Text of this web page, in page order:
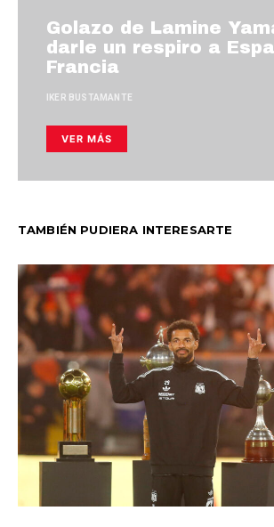
Golazo de Lamine
darle un respiro a
Francia
IKER BUSTAMANTE
VER MÁS
TAMBIÉN PUDIERA INTERESARTE